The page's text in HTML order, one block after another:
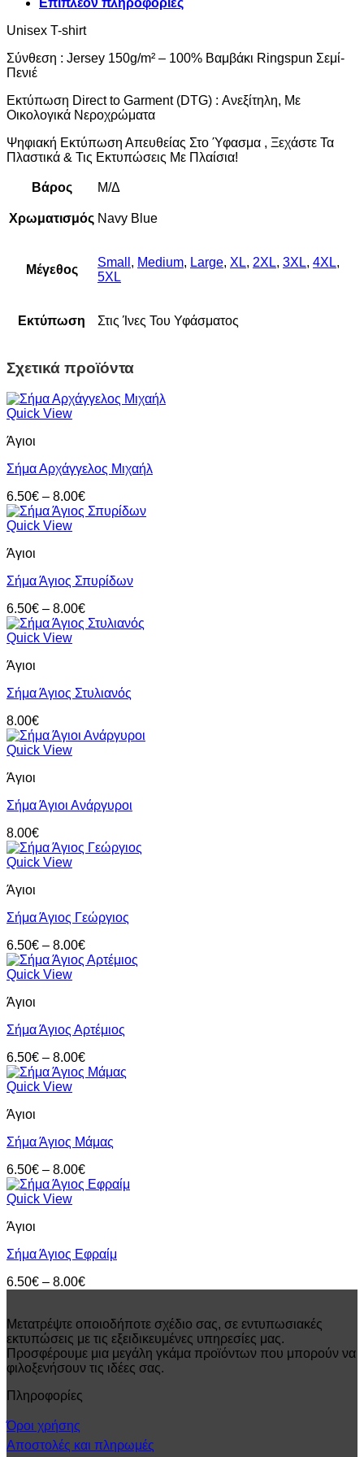
Unisex T-shirt
Σύνθεση : Jersey 150g/m² – 100% Βαμβάκι Ringspun Σεμί-
Πενιέ
Εκτύπωση Direct to Garment (DTG) : Ανεξίτηλη, Με
Οικολογικά Νεροχρώματα
Ψηφιακή Εκτύπωση Απευθείας Στο Ύφασμα , Ξεχάστε Τα
Πλαστικά & Τις Εκτυπώσεις Με Πλαίσια!
Βάρος Μ/Δ
Χρωματισμός Navy Blue
Μέγεθος
Small , Medium, Large, XL, 2XL, 3XL, 4XL,
5XL
Εκτύπωση Στις Ίνες Του Υφάσματος
Σχετικά προϊόντα
Quick View
Άγιοι
Σήμα Αρχάγγελος Μιχαήλ
6.50€ – 8.00€Price
range:
Quick View
Άγιοι
Σήμα Άγιος Σπυρίδων
6.50€ – 8.00€Price
range:
Quick View
Άγιοι
Σήμα Άγιος Στυλιανός
8.00€
Quick View
Άγιοι
Σήμα Άγιοι Ανάργυροι
8.00€
Quick View
Άγιοι
Σήμα Άγιος Γεώργιος
6.50€ – 8.00€Price
range:
Quick View
Άγιοι
Σήμα Άγιος Αρτέμιος
6.50€ – 8.00€Price
range:
Quick View
Άγιοι
Σήμα Άγιος Μάμας
6.50€ – 8.00€Price
range:
Quick View
Άγιοι
Σήμα Άγιος Εφραίμ
6.50€ – 8.00€Price
through
8.00€
Μετατρέψτε οποιοδήποτε σχέδιο σας, σε εντυπωσιακές
εκτυπώσεις με τις εξειδικευμένες υπηρεσίες μας.
Προσφέρουμε μια μεγάλη γκάμα προϊόντων που μπορούν να
φιλοξενήσουν τις ιδέες σας.
Πληροφορίες
Όροι χρήσης
Αποστολές και πληρωμές